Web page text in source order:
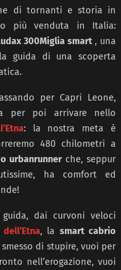
di tornanti e storia in
più venduta in Italia:
300Miglia smart , una
guida di una scoperta
per Capri Leone,
per poi arrivare nello
: la nostra meta è
480 chilometri a
urbanrunner che, seppur
ha comfort ed
dai curvoni veloci
, la smart cabrio
di stupire, vuoi per
nell’erogazione, vuoi